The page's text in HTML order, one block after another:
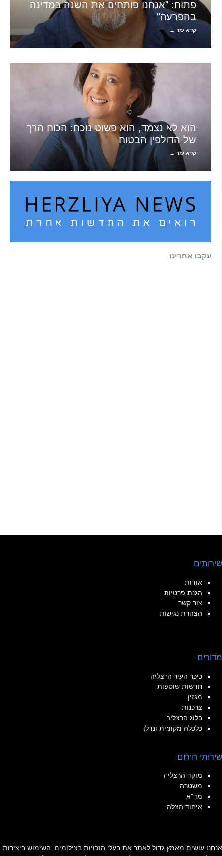
פתוח: "אנחנו פותחים את השנה במדינה
בהפרעה"
קרא עוד ←
הוא לא נצמד, הוא פשוט נוכח: הכוח הרך
של הדולפין הבטוח
קרא עוד ←
עקבו אחרינו
שירותים
אודות
הגנת פרטיות
צור קשר
הצהרת נגישות
מדורים
כיכר העיר הרצליה
חדשות שוטפות
מגזין
צרכנות
בלוג הרצליה
כלכלה מקומית ונדלן
שירותי חירום
מוקד הרצליה
משטרה
מד"א
איחוד הצלה
אנחנו עושים מאמץ גדול לאתר את בעלי הזכויות בצילומים. השימוש ביצירות